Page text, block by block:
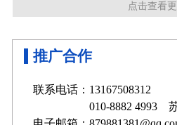
点击查看
推广合作
联系电话：13167508312
010-8882 4993 苏